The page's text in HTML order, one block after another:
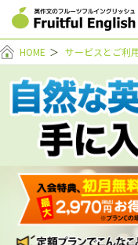
HOME ＞ サービスとご利